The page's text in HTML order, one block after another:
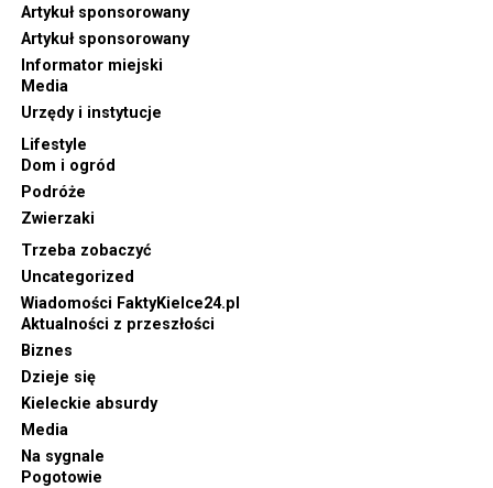
Artykuł sponsorowany
Artykuł sponsorowany
Informator miejski
Media
Urzędy i instytucje
Lifestyle
Dom i ogród
Podróże
Zwierzaki
Trzeba zobaczyć
Uncategorized
Wiadomości FaktyKielce24.pl
Aktualności z przeszłości
Biznes
Dzieje się
Kieleckie absurdy
Media
Na sygnale
Pogotowie